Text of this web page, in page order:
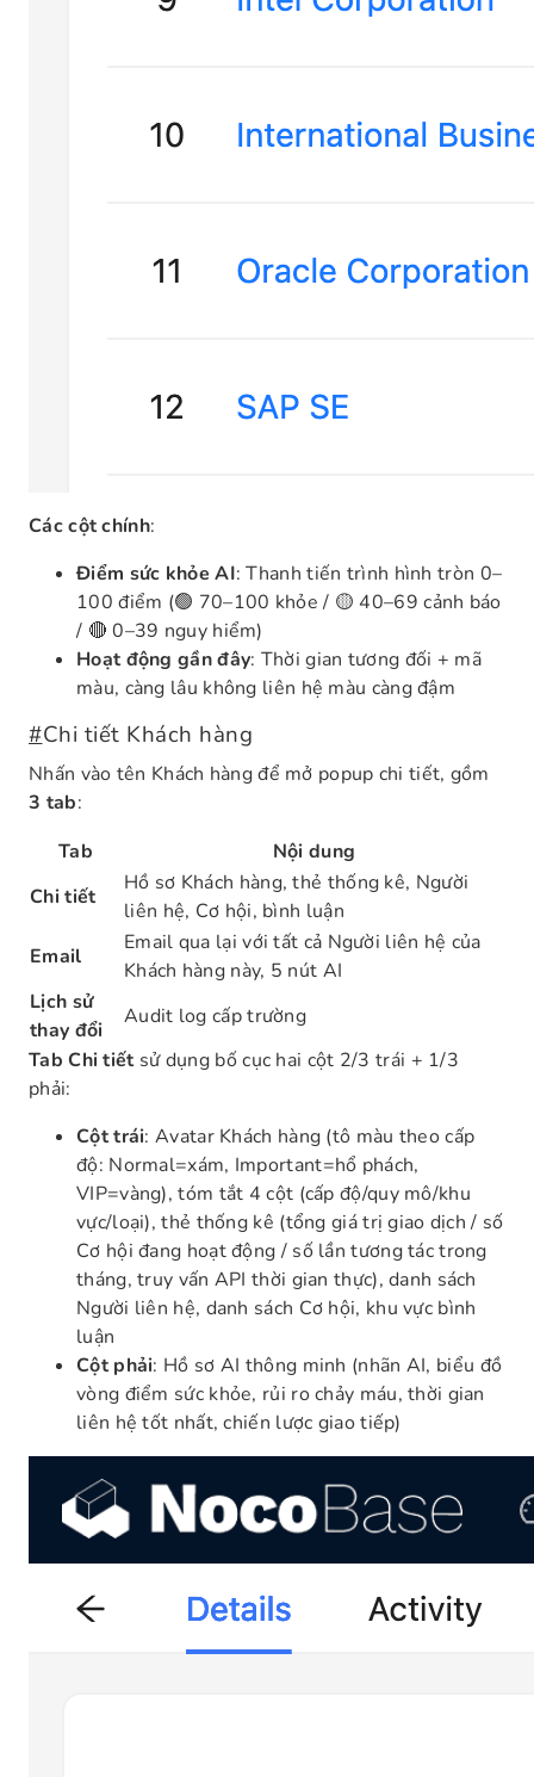
Các cột chính:
Điểm sức khỏe AI: Thanh tiến trình hình tròn 0–
100 điểm (🟢 70–100 khỏe / 🟡 40–69 cảnh báo
/ 🔴 0–39 nguy hiểm)
Hoạt động gần đây: Thời gian tương đối + mã
màu, càng lâu không liên hệ màu càng đậm
#Chi tiết Khách hàng
Nhấn vào tên Khách hàng để mở popup chi tiết, gồm
3 tab:
Tab
Nội dung
Chi tiết
Hồ sơ Khách hàng, thẻ thống kê, Người
liên hệ, Cơ hội, bình luận
Email
Email qua lại với tất cả Người liên hệ của
Khách hàng này, 5 nút AI
Lịch sử
thay đổi
Audit log cấp trường
Tab Chi tiếtsử dụng bố cục hai cột 2/3 trái + 1/3
phải:
Cột trái: Avatar Khách hàng (tô màu theo cấp
độ: Normal=xám, Important=hổ phách,
VIP=vàng), tóm tắt 4 cột (cấp độ/quy mô/khu
vực/loại), thẻ thống kê (tổng giá trị giao dịch / số
Cơ hội đang hoạt động / số lần tương tác trong
tháng, truy vấn API thời gian thực), danh sách
Người liên hệ, danh sách Cơ hội, khu vực bình
luận
Cột phải: Hồ sơ AI thông minh (nhãn AI, biểu đồ
vòng điểm sức khỏe, rủi ro chảy máu, thời gian
liên hệ tốt nhất, chiến lược giao tiếp)